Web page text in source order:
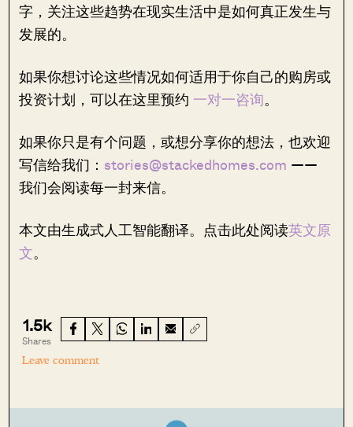
字，关注这些趋势在现实生活中是如何真正发生与
发展的。
如果你想讨论这些情况如何适用于你自己的购房或
投资计划，可以在这里预约 一对一咨询。
如果你只是有个问题，或想分享你的想法，也欢迎
写信给我们： stories@stackedhomes.com ——
我们会阅读每一封来信。
本文由生成式人工智能翻译。点击此处阅读英文原
文。
1.5k
Shares
Leave comment